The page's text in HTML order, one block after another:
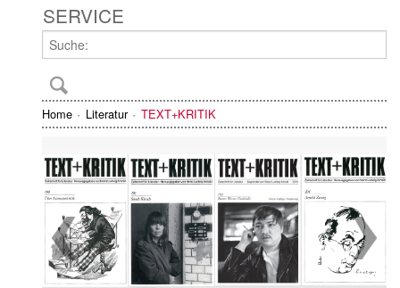
SERVICE
Home Literatur TEXT+KRITIK